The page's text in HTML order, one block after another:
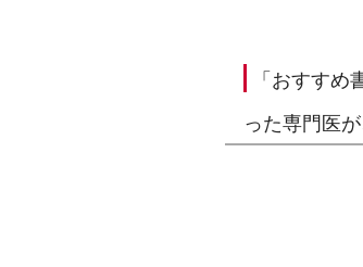
「おすす
った専門医